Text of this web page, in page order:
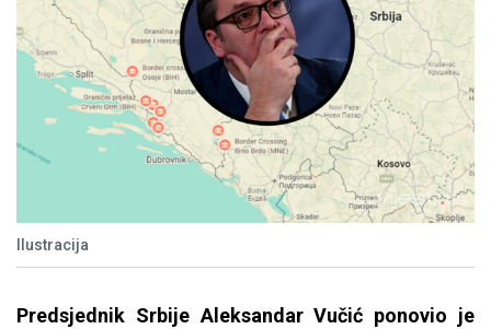
Ilustracija
Predsjednik Srbije Aleksandar Vučić ponovio je